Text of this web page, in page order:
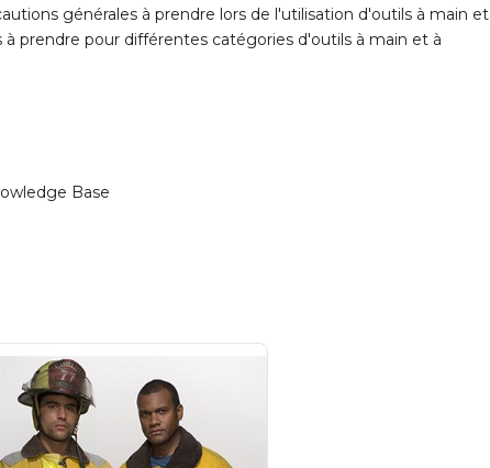
générales à prendre lors de l'utilisation d'outils à main et
prendre pour différentes catégories d'outils à main et à
Base